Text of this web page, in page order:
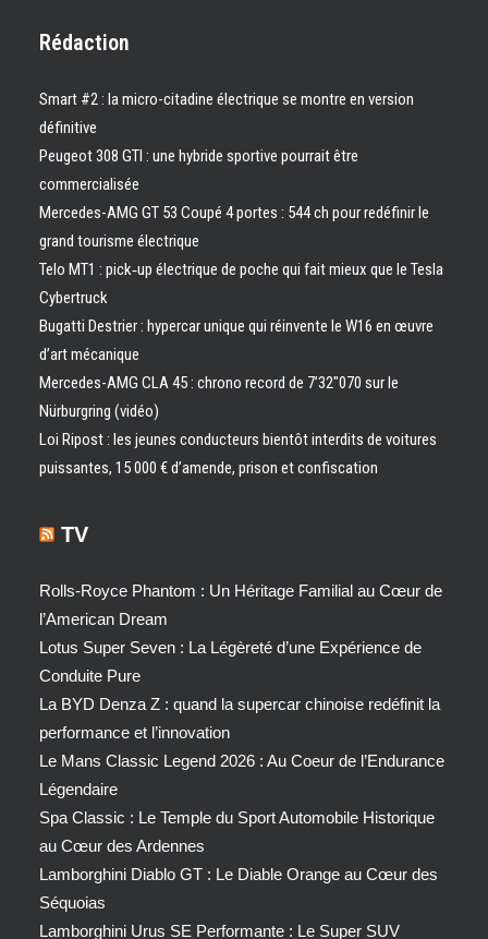
Rédaction
Smart #2 : la micro-citadine électrique se montre en version
définitive
Peugeot 308 GTI : une hybride sportive pourrait être
commercialisée
Mercedes-AMG GT 53 Coupé 4 portes : 544 ch pour redéfinir le
grand tourisme électrique
Telo MT1 : pick‑up électrique de poche qui fait mieux que le Tesla
Cybertruck
Bugatti Destrier : hypercar unique qui réinvente le W16 en œuvre
d’art mécanique
Mercedes-AMG CLA 45 : chrono record de 7’32″070 sur le
Nürburgring (vidéo)
Loi Ripost : les jeunes conducteurs bientôt interdits de voitures
puissantes, 15 000 € d’amende, prison et confiscation
TV
Rolls-Royce Phantom : Un Héritage Familial au Cœur de
l’American Dream
Lotus Super Seven : La Légèreté d’une Expérience de
Conduite Pure
La BYD Denza Z : quand la supercar chinoise redéfinit la
performance et l’innovation
Le Mans Classic Legend 2026 : Au Coeur de l’Endurance
Légendaire
Spa Classic : Le Temple du Sport Automobile Historique
au Cœur des Ardennes
Lamborghini Diablo GT : Le Diable Orange au Cœur des
Séquoias
Lamborghini Urus SE Performante : Le Super SUV